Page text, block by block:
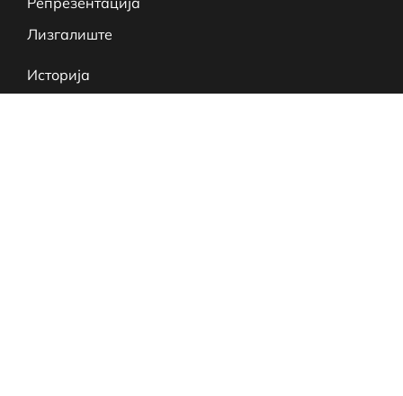
Лизгалиште
Историја